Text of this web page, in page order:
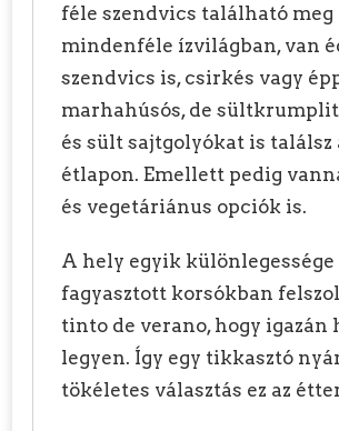
féle szendvics található meg
mindenféle ízvilágban, van
szendvics is, csirkés vagy
marhahúsós, de
és sült sajtgolyókat is találsz
étlapon. Emellett pedig
és vegetáriánus opciók is.
A hely egyik különlegessége
fagyasztott korsókban
tinto de verano, hogy igazán
legyen. Így egy tikkasztó
tökéletes választás ez az